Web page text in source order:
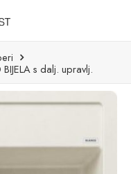
s dalj. upravlj.